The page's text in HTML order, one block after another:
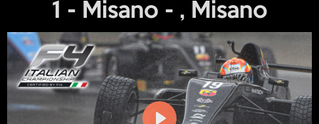
1 - Misano - , Misano